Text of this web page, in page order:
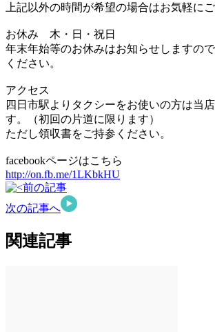
上記以外の時間が希望の場合はお気軽に
お休み 木・日・祝日
年末年始等のお休みはお知らせしますの
ください。
アクセス
四日市駅よりタクシーをお使いの方は当
す。（初回の片道に限ります）
ただし領収書をご持参ください。
facebookページはこちら
http://on.fb.me/1LKbkHU
前の記事
次の記事へ
関連記事